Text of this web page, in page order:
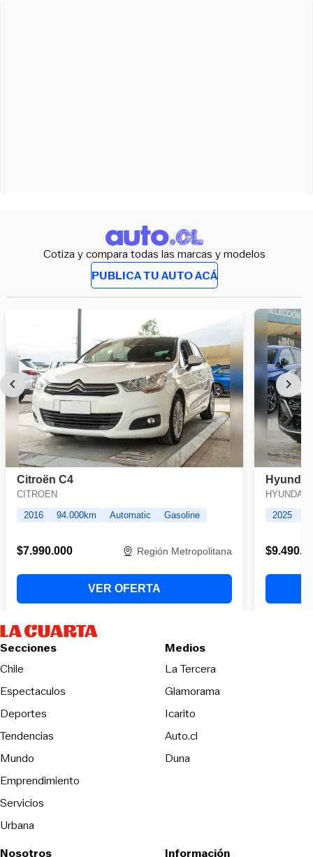
Cotiza y compara todas las marcas y modelos
PUBLICA TU AUTO ACÁ
Secciones
Chile
Espectaculos
Deportes
Tendencias
Mundo
Emprendimiento
Servicios
Urbana
Medios
La Tercera
Glamorama
Icarito
Auto.cl
Duna
Nosotros Información